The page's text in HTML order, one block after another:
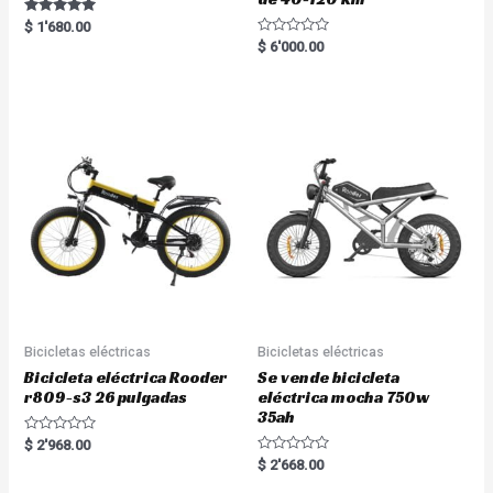
Rated
5.00
$ 1'680.00
R
a
$ 6'000.00
Bicicletas eléctricas
Bicicleta eléctrica Rooder
r809-s3 26 pulgadas
R
a
$ 2'968.00
Bicicletas eléctricas
Se vende bicicleta
eléctrica mocha 750w
35ah
R
a
$ 2'668.00